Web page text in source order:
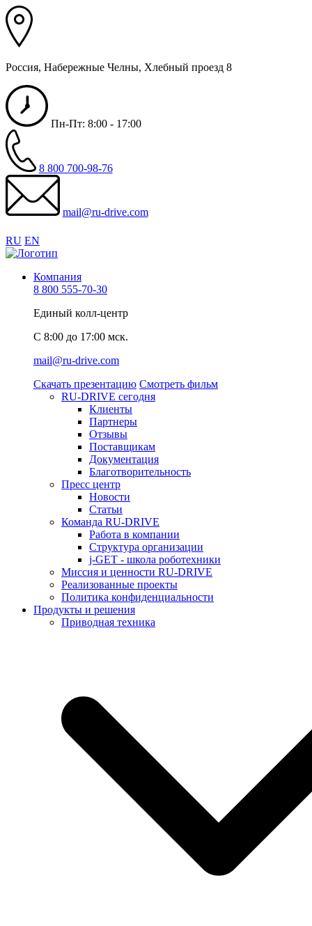
Россия, Набережные Челны, Хлебный проезд 8
Пн-Пт: 8:00 - 17:00
8 800 700-98-76
mail@ru-drive.com
RU EN
Компания
8 800 555-70-30
Единый колл-центр
C 8:00 до 17:00 мск.
mail@ru-drive.com
Скачать презентацию Смотреть фильм
RU-DRIVE сегодня
Клиенты
Партнеры
Отзывы
Поставщикам
Документация
Благотворительность
Пресс центр
Новости
Статьи
Команда RU-DRIVE
Работа в компании
Структура организации
j-GET - школа роботехники
Миссия и ценности RU-DRIVE
Реализованные проекты
Политика конфиденциальности
Продукты и решения
Приводная техника